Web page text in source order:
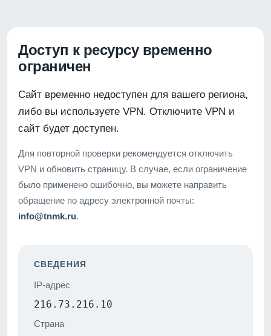
Доступ к ресурсу временно
ограничен
Сайт временно недоступен для вашего региона,
либо вы используете VPN. Отключите VPN и
сайт будет доступен.
Для повторной проверки рекомендуется отключить
VPN и обновить страницу. В случае, если ограничение
было применено ошибочно, вы можете направить
обращение по адресу электронной почты:
info@tnmk.ru.
СВЕДЕНИЯ
IP-адрес
216.73.216.10
Страна